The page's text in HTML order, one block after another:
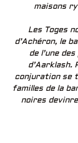
maisons
Les Toges
d’Achéron, le
de l’une
d’Aarklash.
conjuration se
familles de la
noires